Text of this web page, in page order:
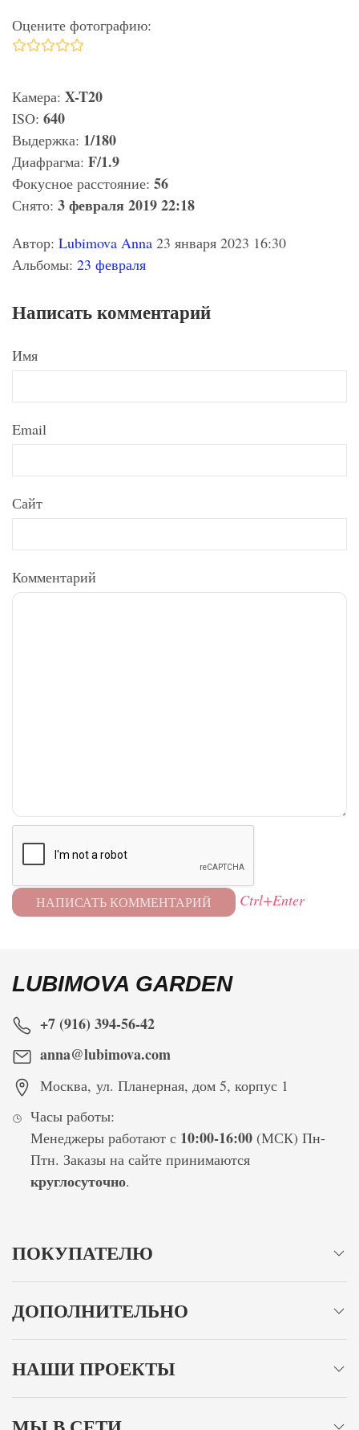
Оцените фотографию:
Камера: X-T20
ISO: 640
Выдержка: 1/180
Диафрагма: F/1.9
Фокусное расстояние: 56
Снято: 3 февраля 2019 22:18
Автор: Lubimova Anna 23 января 2023 16:30
Альбомы: 23 февраля
Написать комментарий
Имя
Email
Сайт
Комментарий
Ctrl+Enter
LUBIMOVA GARDEN
+7 (916) 394-56-42
anna@lubimova.com
Москва, ул. Планерная, дом 5, корпус 1
Часы работы:
Менеджеры работают с 10:00-16:00(МСК) Пн-
Птн. Заказы на сайте принимаются
круглосуточно.
ПОКУПАТЕЛЮ
ДОПОЛНИТЕЛЬНО
НАШИ ПРОЕКТЫ